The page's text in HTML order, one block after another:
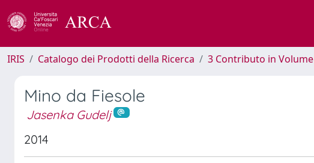
IRIS Catalogo dei Prodotti della Ricerca 3 Contributo in Volume
Mino da Fiesole
Jasenka Gudelj
2014